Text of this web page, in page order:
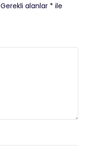
Gerekli alanlar * ile